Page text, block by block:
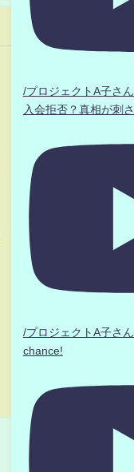
/プロジェクトA子
入会拒否？真相が刺
/プロジェクトA子さ
chance!